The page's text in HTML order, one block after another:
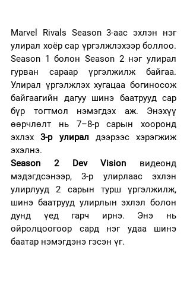
Marvel Rivals Season 3-аас эхлэн нэг
улирал хоёр сар үргэлжлэхээр боллоо.
Season 1 болон Season 2 нэг улирал
гурван сараар үргэлжилж байгаа.
Улирал үргэлжлэх хугацаа богиносож
байгаагийн дагуу шинэ баатрууд сар
бүр тогтмол нэмэгдэх аж. Энэхүү
өөрчлөлт нь 7–8-р сарын хооронд
эхлэх 3-р улирал дээрээс хэрэгжиж
эхэлнэ.
Season 2 Dev Vision видеонд
мэдэгдсэнээр, 3-р улирлаас эхлэн
улирлууд 2 сарын турш үргэлжилж,
шинэ баатрууд улирлын эхлэл болон
дунд үед гарч ирнэ. Энэ нь
ойролцоогоор сард нэг удаа шинэ
баатар нэмэгдэнэ гэсэн үг.